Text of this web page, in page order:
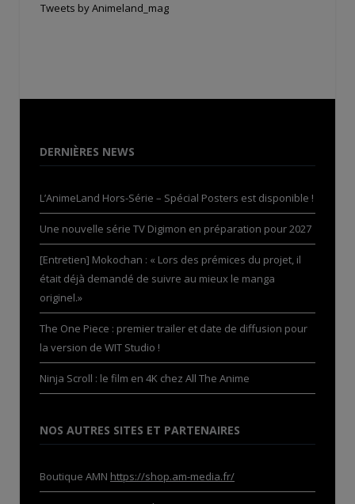
Tweets by Animeland_mag
DERNIÈRES NEWS
L’AnimeLand Hors-Série – Spécial Posters est disponible !
Une nouvelle série TV Digimon en préparation pour 2027
[Entretien] Mokochan : « Lors des prémices du projet, il
était déjà demandé de suivre au mieux le manga
originel.»
The One Piece : premier trailer et date de diffusion pour
la version de WIT Studio !
Ninja Scroll : le film en 4K chez All The Anime
NOS AUTRES SITES ET PARTENAIRES
Boutique AMN https://shop.am-media.fr/